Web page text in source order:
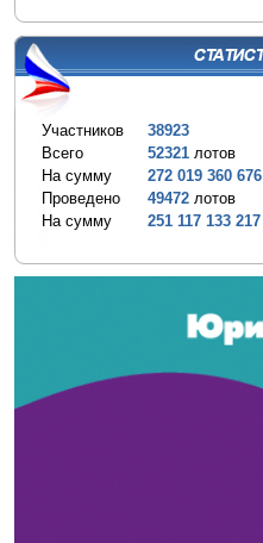
Участников
38923
Всего
52321 лотов
На сумму
272 019 360 676
Проведено
49472 лотов
На сумму
251 117 133 217